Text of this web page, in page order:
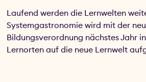
Laufend werden die Lernwelten
Systemgastronomie wird mit der
Bildungsverordnung nächstes Jahr
Lernorten auf die neue Lernwelt